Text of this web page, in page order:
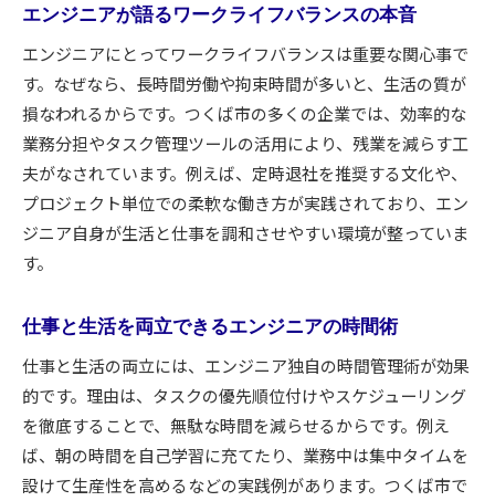
エンジニアが語るワークライフバランスの本音
エンジニアにとってワークライフバランスは重要な関心事で
す。なぜなら、長時間労働や拘束時間が多いと、生活の質が
損なわれるからです。つくば市の多くの企業では、効率的な
業務分担やタスク管理ツールの活用により、残業を減らす工
夫がなされています。例えば、定時退社を推奨する文化や、
プロジェクト単位での柔軟な働き方が実践されており、エン
ジニア自身が生活と仕事を調和させやすい環境が整っていま
す。
仕事と生活を両立できるエンジニアの時間術
仕事と生活の両立には、エンジニア独自の時間管理術が効果
的です。理由は、タスクの優先順位付けやスケジューリング
を徹底することで、無駄な時間を減らせるからです。例え
ば、朝の時間を自己学習に充てたり、業務中は集中タイムを
設けて生産性を高めるなどの実践例があります。つくば市で